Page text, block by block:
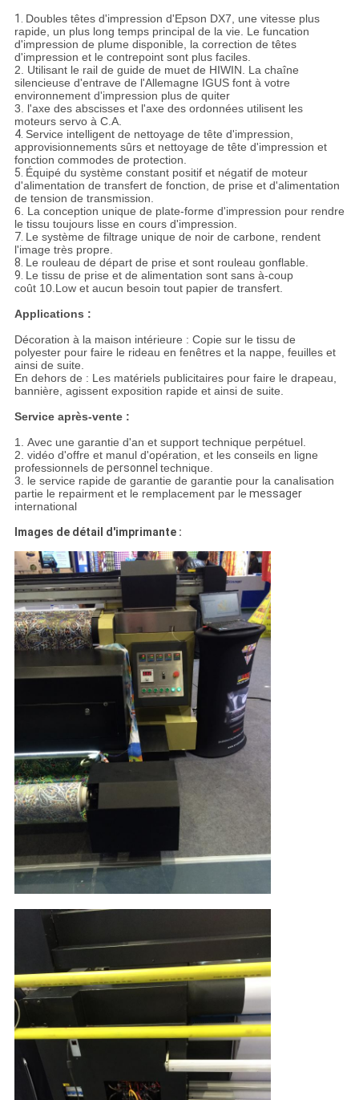
1. Doubles têtes d'impression d'Epson DX7, une vitesse plus
rapide, un plus long temps principal de la vie. Le funcation
d'impression de plume disponible, la correction de têtes
d'impression et le contrepoint sont plus faciles.
2. Utilisant le rail de guide de muet de HIWIN. La chaîne
silencieuse d'entrave de l'Allemagne IGUS font à votre
environnement d'impression plus de quiter
3. l'axe des abscisses et l'axe des ordonnées utilisent les
moteurs servo à C.A.
4. Service intelligent de nettoyage de tête d'impression,
approvisionnements sûrs et nettoyage de tête d'impression et
fonction commodes de protection.
5. Équipé du système constant positif et négatif de moteur
d'alimentation de transfert de fonction, de prise et d'alimentation
de tension de transmission.
6. La conception unique de plate-forme d'impression pour rendre
le tissu toujours lisse en cours d'impression.
7. Le système de filtrage unique de noir de carbone, rendent
l'image très propre.
8. Le rouleau de départ de prise et sont rouleau gonflable.
9. Le tissu de prise et de alimentation sont sans à-coup
coût 10.Low et aucun besoin tout papier de transfert.
Applications :
Décoration à la maison intérieure : Copie sur le tissu de
polyester pour faire le rideau en fenêtres et la nappe, feuilles et
ainsi de suite.
En dehors de : Les matériels publicitaires pour faire le drapeau,
bannière, agissent exposition rapide et ainsi de suite.
Service après-vente :
1. Avec une garantie d'an et support technique perpétuel.
2. vidéo d'offre et manul d'opération, et les conseils en ligne
professionnels de personnel technique.
3. le service rapide de garantie de garantie pour la canalisation
partie le repairment et le remplacement par le messager
international
Images de détail d'imprimante :